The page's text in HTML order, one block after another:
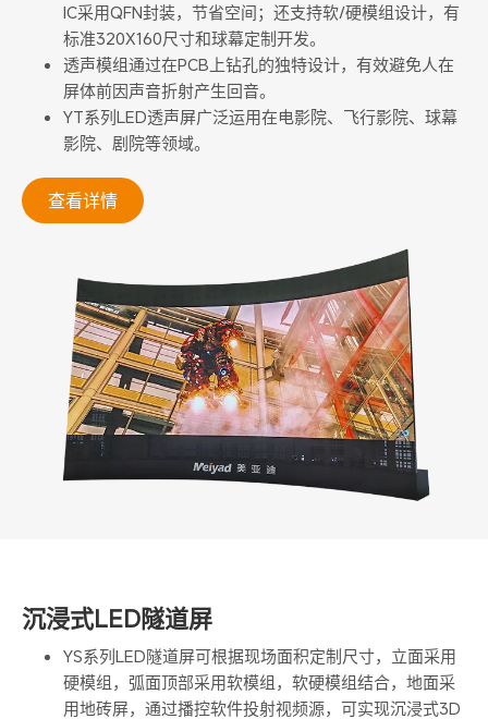
IC采用QFN封装，节省空间；还支持软/硬模组设计，有
标准320X160尺寸和球幕定制开发。
透声模组通过在PCB上钻孔的独特设计，有效避免人在
屏体前因声音折射产生回音。
YT系列LED透声屏广泛运用在电影院、飞行影院、球幕
影院、剧院等领域。
查看详情
沉浸式LED隧道屏
YS系列LED隧道屏可根据现场面积定制尺寸，立面采用
硬模组，弧面顶部采用软模组，软硬模组结合，地面采
用地砖屏，通过播控软件投射视频源，可实现沉浸式3D